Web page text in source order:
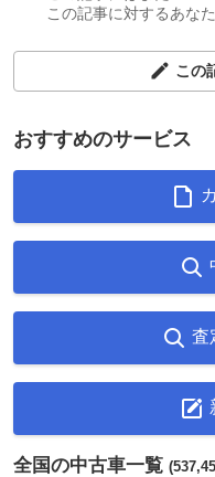
この記事に対するあな
この
おすすめのサービス
査
全国の中古車一覧